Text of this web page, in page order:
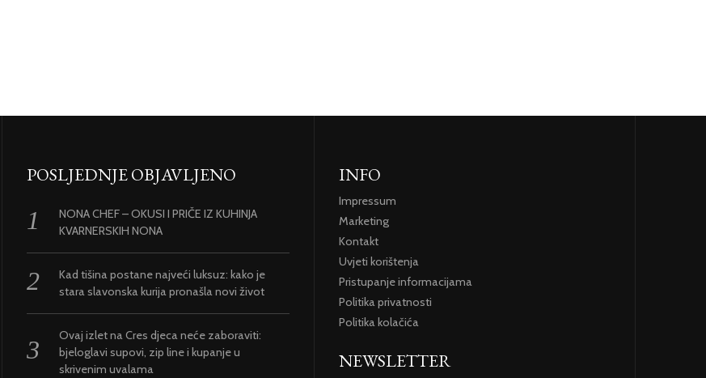
POSLJEDNJE OBJAVLJENO
NONA CHEF – OKUSI I PRIČE IZ KUHINJA
KVARNERSKIH NONA
Kad tišina postane najveći luksuz: kako je
stara slavonska kurija pronašla novi život
Ovaj izlet na Cres djeca neće zaboraviti:
bjeloglavi supovi, zip line i kupanje u
skrivenim uvalama
INFO
Impressum
Marketing
Kontakt
Uvjeti korištenja
Pristupanje informacijama
Politika privatnosti
Politika kolačića
NEWSLETTER